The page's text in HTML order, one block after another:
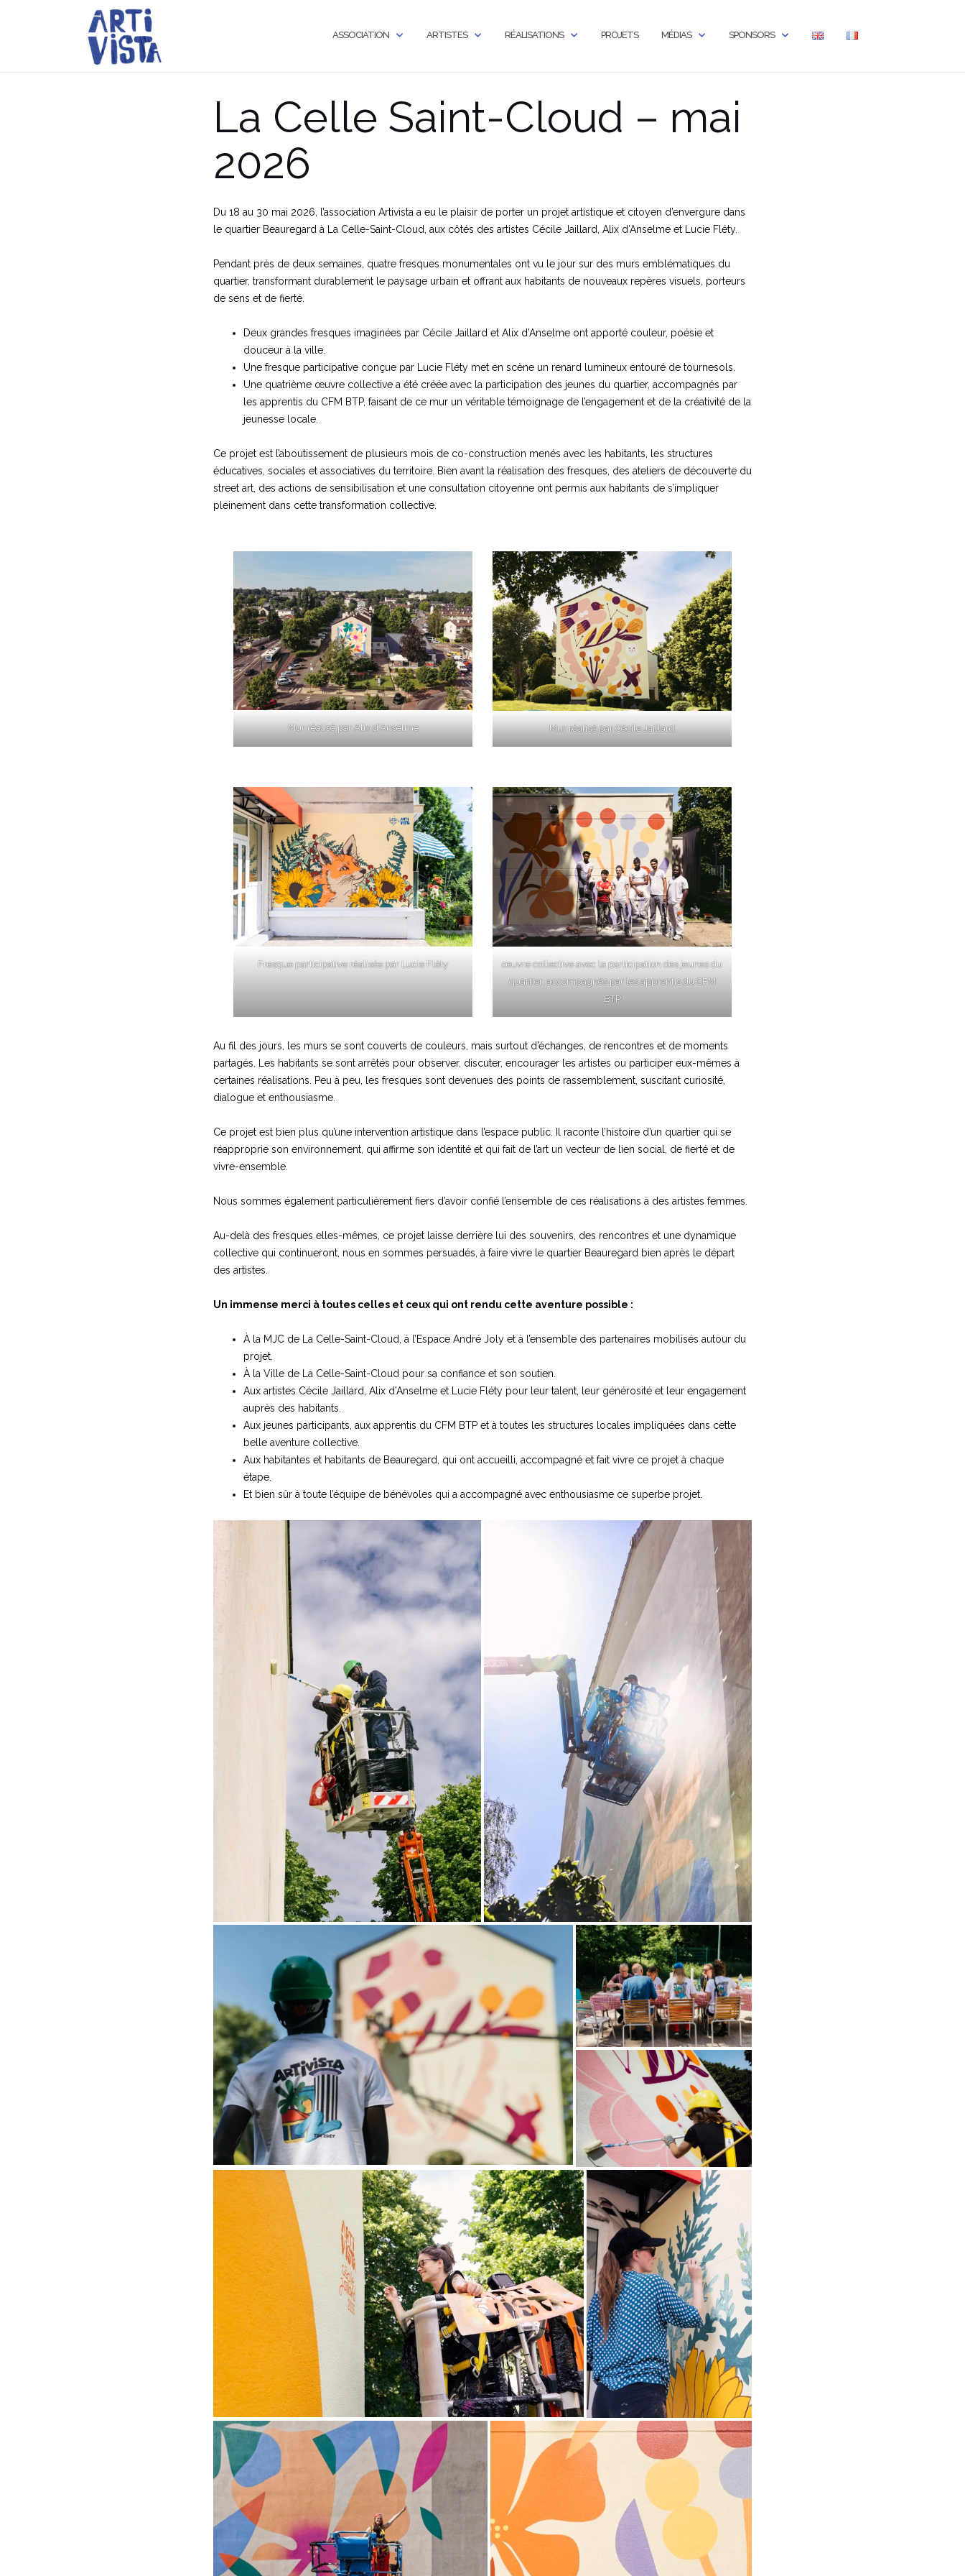
ASSOCIATION ARTISTES RÉALISATIONS PROJETS MÉDIAS SPONSORS
La Celle Saint-Cloud – mai
2026
Du 18 au 30 mai 2026, l’association Artivista a eu le plaisir de porter un projet artistique et citoyen d’envergure dans
le quartier Beauregard à La Celle-Saint-Cloud, aux côtés des artistes Cécile Jaillard, Alix d’Anselme et Lucie Fléty.
Pendant près de deux semaines, quatre fresques monumentales ont vu le jour sur des murs emblématiques du
quartier, transformant durablement le paysage urbain et offrant aux habitants de nouveaux repères visuels, porteurs
de sens et de fierté.
Deux grandes fresques imaginées par Cécile Jaillard et Alix d’Anselme ont apporté couleur, poésie et
douceur à la ville.
Une fresque participative conçue par Lucie Fléty met en scène un renard lumineux entouré de tournesols.
Une quatrième œuvre collective a été créée avec la participation des jeunes du quartier, accompagnés par
les apprentis du CFM BTP, faisant de ce mur un véritable témoignage de l’engagement et de la créativité de la
jeunesse locale.
Ce projet est l’aboutissement de plusieurs mois de co-construction menés avec les habitants, les structures
éducatives, sociales et associatives du territoire. Bien avant la réalisation des fresques, des ateliers de découverte du
street art, des actions de sensibilisation et une consultation citoyenne ont permis aux habitants de s’impliquer
pleinement dans cette transformation collective.
Mur réalisé par Alix d’Anselme Mur réalisé par Cécile Jaillard
Fresque participative réalisée par Lucie Fléty
œuvre collective avec la participation des jeunes du
quartier, accompagnés par les apprentis du CFM
BTP
Au fil des jours, les murs se sont couverts de couleurs, mais surtout d’échanges, de rencontres et de moments
partagés. Les habitants se sont arrêtés pour observer, discuter, encourager les artistes ou participer eux-mêmes à
certaines réalisations. Peu à peu, les fresques sont devenues des points de rassemblement, suscitant curiosité,
dialogue et enthousiasme.
Ce projet est bien plus qu’une intervention artistique dans l’espace public. Il raconte l’histoire d’un quartier qui se
réapproprie son environnement, qui affirme son identité et qui fait de l’art un vecteur de lien social, de fierté et de
vivre-ensemble.
Nous sommes également particulièrement fiers d’avoir confié l’ensemble de ces réalisations à des artistes femmes.
Au-delà des fresques elles-mêmes, ce projet laisse derrière lui des souvenirs, des rencontres et une dynamique
collective qui continueront, nous en sommes persuadés, à faire vivre le quartier Beauregard bien après le départ
des artistes.
Un immense merci à toutes celles et ceux qui ont rendu cette aventure possible :
À la MJC de La Celle-Saint-Cloud, à l’Espace André Joly et à l’ensemble des partenaires mobilisés autour du
projet.
À la Ville de La Celle-Saint-Cloud pour sa confiance et son soutien.
Aux artistes Cécile Jaillard, Alix d’Anselme et Lucie Fléty pour leur talent, leur générosité et leur engagement
auprès des habitants.
Aux jeunes participants, aux apprentis du CFM BTP et à toutes les structures locales impliquées dans cette
belle aventure collective.
Aux habitantes et habitants de Beauregard, qui ont accueilli, accompagné et fait vivre ce projet à chaque
étape.
Et bien sûr à toute l’équipe de bénévoles qui a accompagné avec enthousiasme ce superbe projet.